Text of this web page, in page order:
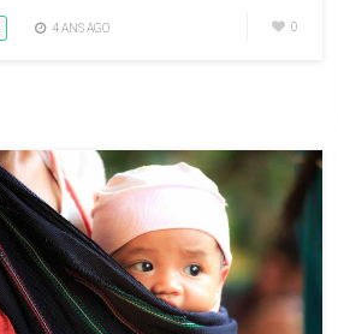
4 ANS AGO 0